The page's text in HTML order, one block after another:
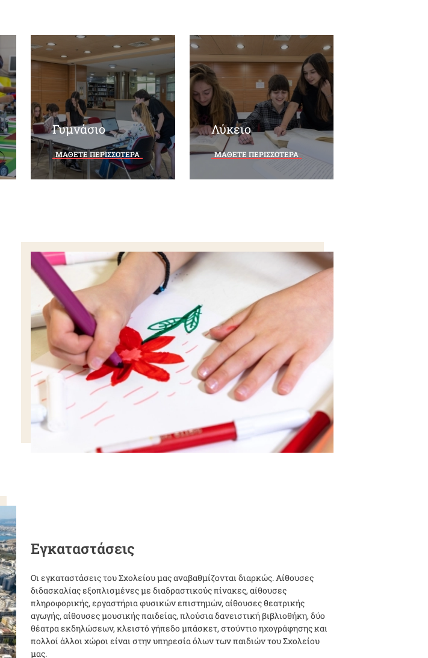
Γυμνάσιο
ΜΑΘΕΤΕ ΠΕΡΙΣΣΟΤΕΡΑ
Λύκειο
ΜΑΘΕΤΕ ΠΕΡΙΣΣΟΤΕΡΑ
Εγκαταστάσεις
Οι εγκαταστάσεις του Σχολείου μας αναβαθμίζονται διαρκώς. Αίθουσες
διδασκαλίας εξοπλισμένες με διαδραστικούς πίνακες, αίθουσες
πληροφορικής, εργαστήρια φυσικών επιστημών, αίθουσες θεατρικής
αγωγής, αίθουσες μουσικής παιδείας, πλούσια δανειστική βιβλιοθήκη, δύο
θέατρα εκδηλώσεων, κλειστό γήπεδο μπάσκετ, στούντιο ηχογράφησης και
πολλοί άλλοι χώροι είναι στην υπηρεσία όλων των παιδιών του Σχολείου
μας.